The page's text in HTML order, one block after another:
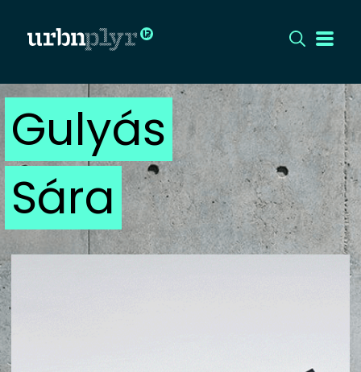
CÍMLAP
DIZÁJN
DIVAT
HIP
Gulyás
Sára